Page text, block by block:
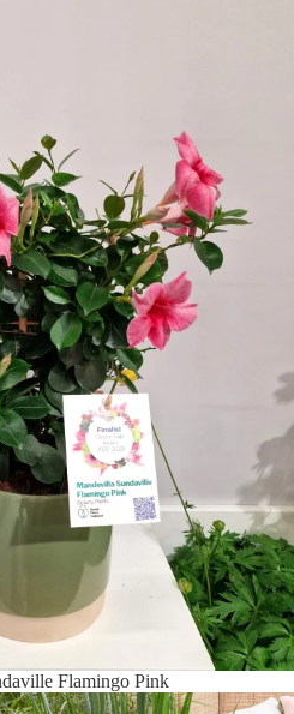
Flamingo Pink